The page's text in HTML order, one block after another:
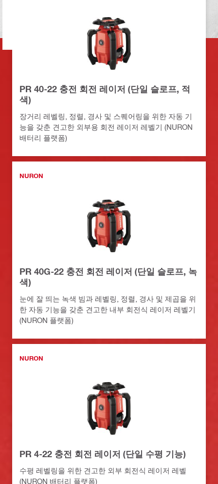
PR 40-22 충전 회전 레이저 (단일 슬로프, 적
색)
장거리 레벨링, 정렬, 경사 및 스퀘어링을 위한 자동 기
능을 갖춘 견고한 외부용 회전 레이저 레벨기 (NURON
배터리 플랫폼)
NURON
PR 40G-22 충전 회전 레이저 (단일 슬로프, 녹
색)
눈에 잘 띄는 녹색 빔과 레벨링, 정렬, 경사 및 제곱을 위
한 자동 기능을 갖춘 견고한 내부 회전식 레이저 레벨기
(NURON 플랫폼)
NURON
PR 4-22 충전 회전 레이저 (단일 수평 기능)
수평 레벨링을 위한 견고한 외부 회전식 레이저 레벨
(NURON 배터리 플랫폼)